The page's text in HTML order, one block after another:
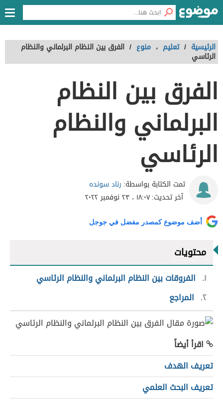
الرئيسية / تعليم ، منوع / الفرق بين النظام البرلماني والنظام
الرئاسي
الفرق بين النظام
البرلماني والنظام
الرئاسي
تمت الكتابة بواسطة: رناد سونده
آخر تحديث:١٨:٠٧ ، ٢٣ نوفمبر ٢٠٢٢
أضف موضوع كمصدر مفضل في جوجل
محتويات
١
الفروقات بين النظام البرلماني والنظام الرئاسي
٢ المراجع
اقرأ أيضاً
تعريف الهدف
تعريف البحث العلمي